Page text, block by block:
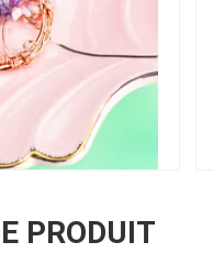
PRODUIT